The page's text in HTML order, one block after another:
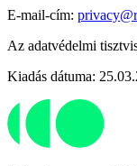
E-mail-cím:
Az adatvédelmi
Kiadás dátuma: